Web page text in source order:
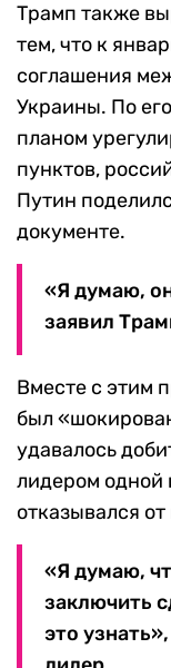
Трамп также
тем, что к
соглашения
Украины. По
планом
пунктов,
Путин
документе.
«Я думаю,
заявил
Вместе с этим
был
удавалось
лидером одной
отказывался
«Я думаю,
заключить
это